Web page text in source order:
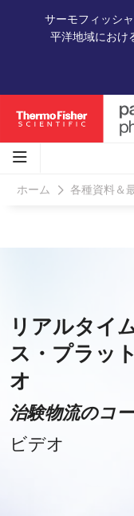
サーモフィッシ
平洋地域におけ
ホーム 各種資料＆
リアルタイ
ス・プラッ
オ
治験物流のコ
ビデオ